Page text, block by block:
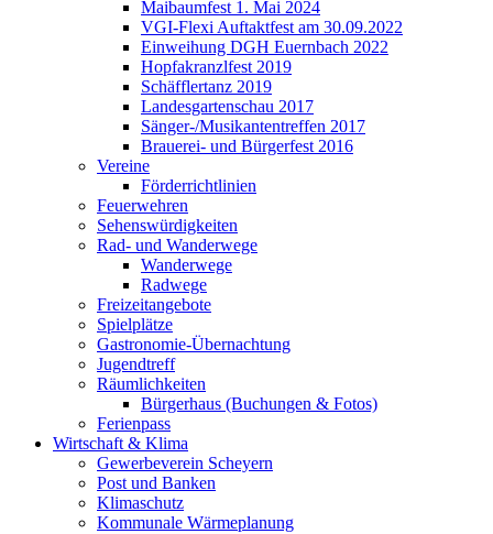
Maibaumfest 1. Mai 2024
VGI-Flexi Auftaktfest am 30.09.2022
Einweihung DGH Euernbach 2022
Hopfakranzlfest 2019
Schäfflertanz 2019
Landesgartenschau 2017
Sänger-/Musikantentreffen 2017
Brauerei- und Bürgerfest 2016
Vereine
Förderrichtlinien
Feuerwehren
Sehenswürdigkeiten
Rad- und Wanderwege
Wanderwege
Radwege
Freizeitangebote
Spielplätze
Gastronomie-Übernachtung
Jugendtreff
Räumlichkeiten
Bürgerhaus (Buchungen & Fotos)
Ferienpass
Wirtschaft & Klima
Gewerbeverein Scheyern
Post und Banken
Klimaschutz
Kommunale Wärmeplanung